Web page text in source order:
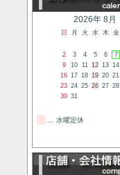
2026年 8月
日 月 火 水 木 金
2
3 4 5 6 7
9
10 11 12 13 14
16 17 18 19 20 21
23 24 25 26 27 28
30 31
… 水曜定休